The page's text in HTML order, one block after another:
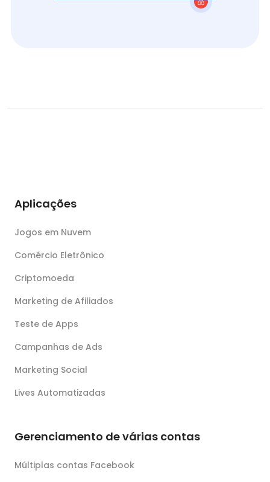
Aplicações
Jogos em Nuvem
Comércio Eletrônico
Criptomoeda
Marketing de Afiliados
Teste de Apps
Campanhas de Ads
Marketing Social
Lives Automatizadas
Gerenciamento de várias contas
Múltiplas contas Facebook